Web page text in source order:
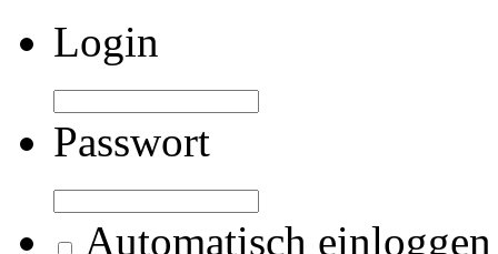
Login
Passwort
Automatisch einloggen